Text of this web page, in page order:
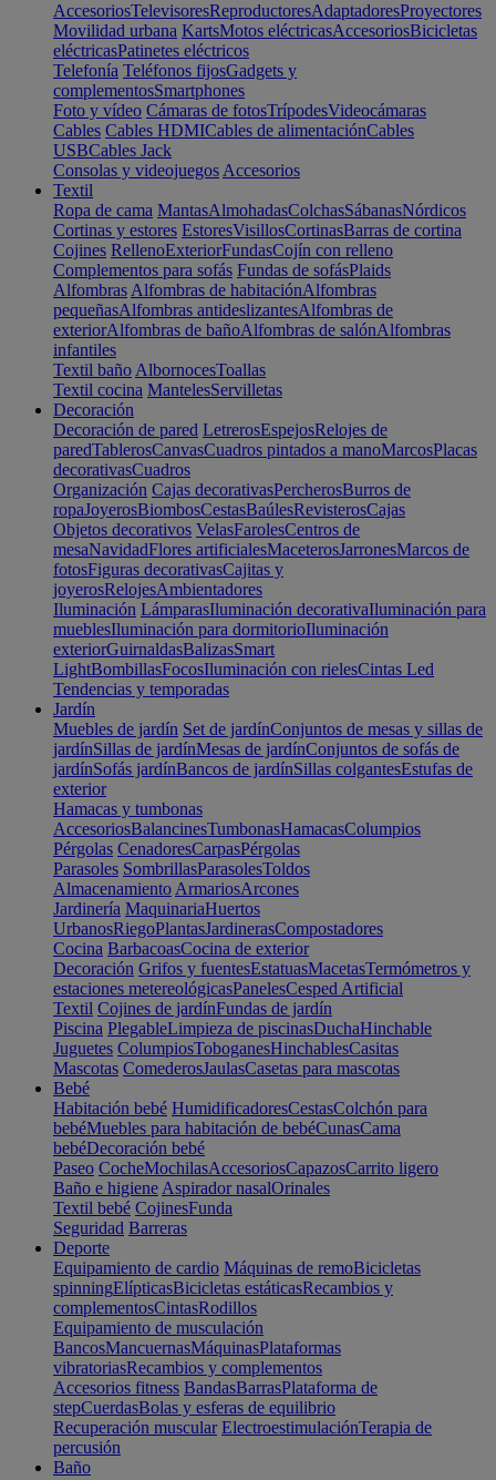
AccesoriosTelevisoresReproductoresAdaptadoresProyectores
Movilidad urbana KartsMotos eléctricasAccesoriosBicicletas
eléctricasPatinetes eléctricos
Telefonía Teléfonos fijosGadgets y
complementosSmartphones
Foto y vídeo Cámaras de fotosTrípodesVideocámaras
Cables Cables HDMICables de alimentaciónCables
USBCables Jack
Consolas y videojuegos Accesorios
Textil
Ropa de cama MantasAlmohadasColchasSábanasNórdicos
Cortinas y estores EstoresVisillosCortinasBarras de cortina
Cojines RellenoExteriorFundasCojín con relleno
Complementos para sofás Fundas de sofásPlaids
Alfombras Alfombras de habitaciónAlfombras
pequeñasAlfombras antideslizantesAlfombras de
exteriorAlfombras de bañoAlfombras de salónAlfombras
infantiles
Textil baño AlbornocesToallas
Textil cocina MantelesServilletas
Decoración
Decoración de pared LetrerosEspejosRelojes de
paredTablerosCanvasCuadros pintados a manoMarcosPlacas
decorativasCuadros
Organización Cajas decorativasPercherosBurros de
ropaJoyerosBiombosCestasBaúlesRevisterosCajas
Objetos decorativos VelasFarolesCentros de
mesaNavidadFlores artificialesMaceterosJarronesMarcos de
fotosFiguras decorativasCajitas y
joyerosRelojesAmbientadores
Iluminación LámparasIluminación decorativaIluminación para
mueblesIluminación para dormitorioIluminación
exteriorGuirnaldasBalizasSmart
LightBombillasFocosIluminación con rielesCintas Led
Tendencias y temporadas
Jardín
Muebles de jardín Set de jardínConjuntos de mesas y sillas de
jardínSillas de jardínMesas de jardínConjuntos de sofás de
jardínSofás jardínBancos de jardínSillas colgantesEstufas de
exterior
Hamacas y tumbonas
AccesoriosBalancinesTumbonasHamacasColumpios
Pérgolas CenadoresCarpasPérgolas
Parasoles SombrillasParasolesToldos
Almacenamiento ArmariosArcones
Jardinería MaquinariaHuertos
UrbanosRiegoPlantasJardinerasCompostadores
Cocina BarbacoasCocina de exterior
Decoración Grifos y fuentesEstatuasMacetasTermómetros y
estaciones metereológicasPanelesCesped Artificial
Textil Cojines de jardínFundas de jardín
Piscina PlegableLimpieza de piscinasDuchaHinchable
Juguetes ColumpiosToboganesHinchablesCasitas
Mascotas ComederosJaulasCasetas para mascotas
Bebé
Habitación bebé HumidificadoresCestasColchón para
bebéMuebles para habitación de bebéCunasCama
bebéDecoración bebé
Paseo CocheMochilasAccesoriosCapazosCarrito ligero
Baño e higiene Aspirador nasalOrinales
Textil bebé CojinesFunda
Seguridad Barreras
Deporte
Equipamiento de cardio Máquinas de remoBicicletas
spinningElípticasBicicletas estáticasRecambios y
complementosCintasRodillos
Equipamiento de musculación
BancosMancuernasMáquinasPlataformas
vibratoriasRecambios y complementos
Accesorios fitness BandasBarrasPlataforma de
stepCuerdasBolas y esferas de equilibrio
Recuperación muscular ElectroestimulaciónTerapia de
percusión
Baño